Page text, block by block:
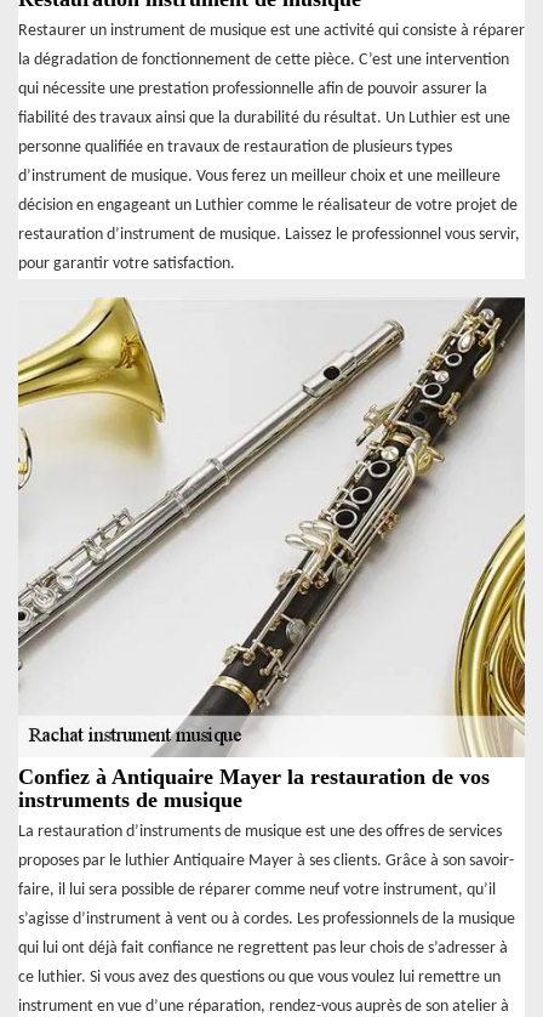
Restaurer un instrument de musique est une activité qui consiste à réparer
la dégradation de fonctionnement de cette pièce. C’est une intervention
qui nécessite une prestation professionnelle afin de pouvoir assurer la
fiabilité des travaux ainsi que la durabilité du résultat. Un Luthier est une
personne qualifiée en travaux de restauration de plusieurs types
d’instrument de musique. Vous ferez un meilleur choix et une meilleure
décision en engageant un Luthier comme le réalisateur de votre projet de
restauration d’instrument de musique. Laissez le professionnel vous servir,
pour garantir votre satisfaction.
Confiez à Antiquaire Mayer la restauration de vos
instruments de musique
La restauration d’instruments de musique est une des offres de services
proposes par le luthier Antiquaire Mayer à ses clients. Grâce à son savoir-
faire, il lui sera possible de réparer comme neuf votre instrument, qu’il
s’agisse d’instrument à vent ou à cordes. Les professionnels de la musique
qui lui ont déjà fait confiance ne regrettent pas leur chois de s’adresser à
ce luthier. Si vous avez des questions ou que vous voulez lui remettre un
instrument en vue d’une réparation, rendez-vous auprès de son atelier à